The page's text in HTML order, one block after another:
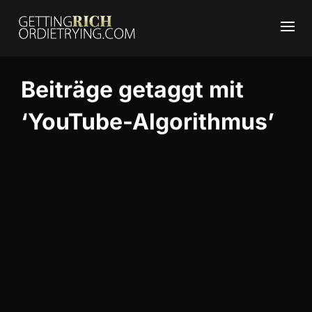
Beiträge getaggt mit
‘YouTube-Algorithmus’